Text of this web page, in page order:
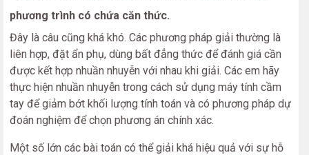
phương trình có chứa căn thức.
Đây là câu cũng khá khó. Các phương pháp giải thường là
liên hợp, đặt ẩn phụ, dùng bất đẳng thức để đánh giá cần
được kết hợp nhuần nhuyễn với nhau khi giải. Các em hãy
thực hiện nhuần nhuyễn trong cách sử dụng máy tính cầm
tay để giảm bớt khối lượng tính toán và có phương pháp dự
đoán nghiệm để chọn phương án chính xác.
Một số lớn các bài toán có thể giải khá hiệu quả với sự hỗ